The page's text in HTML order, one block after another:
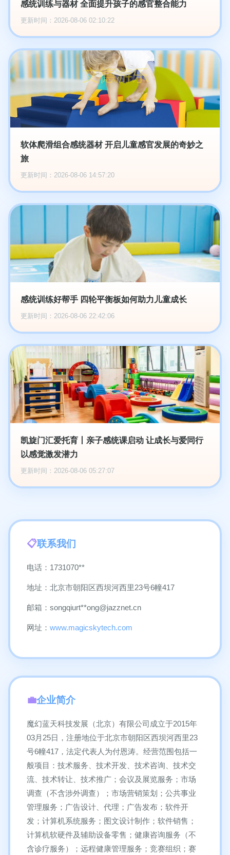
感统训练与器材 全面提升孩子的感官整合能力
更新时间：2026-08-06 02:10:22
软体爬滑组合感统器材 开启儿童感官发展的奇妙之
旅
更新时间：2026-08-06 14:57:20
感统训练好帮手 四轮平衡板如何助力儿童成长
更新时间：2026-08-06 22:42:06
凯旋门汇爱托育丨亲子感统课启动 让成长与爱同行
以感觉激发潜力
更新时间：2026-08-06 05:27:07
联系我们
电话：1731070**
地址：北京市朝阳区西坝河西里23号6幢417
邮箱：songqiurt**ong@jazznet.cn
网址： www.magicskytech.com
企业简介
魔幻蓝天科技发展（北京）有限公司成立于2015年
03月25日，注册地位于北京市朝阳区西坝河西里23
号6幢417，法定代表人为付恩涛。经营范围包括一
般项目：技术服务、技术开发、技术咨询、技术交
流、技术转让、技术推广；会议及展览服务；市场
调查（不含涉外调查）；市场营销策划；公共事业
管理服务；广告设计、代理；广告发布；软件开
发；计算机系统服务；图文设计制作；软件销售；
计算机软硬件及辅助设备零售；健康咨询服务（不
含诊疗服务）；远程健康管理服务；竞赛组织；赛